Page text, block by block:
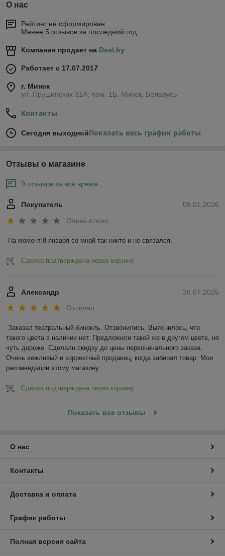
О нас
Рейтинг не сформирован
Менее 5 отзывов за последний год
Компания продает на Deal.by
Работает с 17.07.2017
г. Минск
ул. Прушинских 31А, пом. 1Б, Минск, Беларусь
Контакты
Сегодня выходнойПоказать весь график работы
Отзывы о магазине
9 отзывов за всё время
08.01.2026
Покупатель
Очень плохо
На момент 8 января со мной так никто и не связался.
Сделка подтверждена через корзину
26.07.2025
Александр
Отлично
Заказал театральный бинокль. Отзвонились. Выяснилось, что
такого цвета в наличии нет. Предложили такой же в другом цвете, но
чуть дороже. Сделали скидку до цены первоначального заказа.
Очень вежливый и корректный продавец, когда забирал товар. Мои
рекомендации этому магазину.
Сделка подтверждена через корзину
Показать все отзывы
О нас
Контакты
Доставка и оплата
График работы
Полная версия сайта